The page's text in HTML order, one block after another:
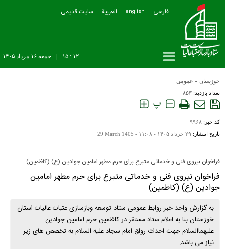
فارسی english العربیة سایت قدیمی
جمعه ۱۶ مرداد ۱۴۰۵ ۱۲ : ۱۵
خوزستان » عمومی
تعداد بازدید: ۸۵۳
پ
کد خبر: ۹۹۶۸
تاریخ انتشار: ۲۹ خرداد ۱۴۰۵ - ۱۱:۰۸ - 29 March 1405
فراخوان نیروی فنی و خدماتی متبرع برای حرم مطهر امامین جوادین (ع) (کاظمین)
فراخوان نیروی فنی و خدماتی متبرع برای حرم مطهر امامین
جوادین (ع) (کاظمین)
به گزارش واحد خبر روابط عمومی ستاد توسعه وبازسازی عتبات عالیات استان
خوزستان بنا به اعلام ستاد مستقر در کاظمین حرم امامین جوادین
علیهماالسلام جهت احداث رواق امام سجاد علیه السلام به تخصص های زیر
نیاز می باشد: